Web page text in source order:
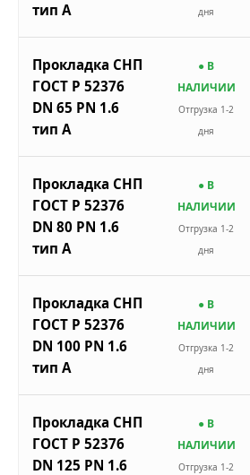
тип A
дня
Прокладка СНП
ГОСТ Р 52376
DN 65 PN 1.6
тип A
● В
НАЛИЧИИ
Отгрузка 1-2
дня
Прокладка СНП
ГОСТ Р 52376
DN 80 PN 1.6
тип A
● В
НАЛИЧИИ
Отгрузка 1-2
дня
Прокладка СНП
ГОСТ Р 52376
DN 100 PN 1.6
тип A
● В
НАЛИЧИИ
Отгрузка 1-2
дня
Прокладка СНП
ГОСТ Р 52376
DN 125 PN 1.6
● В
НАЛИЧИИ
Отгрузка 1-2